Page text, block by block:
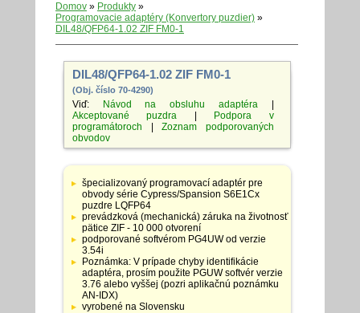
Domov » Produkty »
Programovacie adaptéry (Konvertory puzdier) »
DIL48/QFP64-1.02 ZIF FM0-1
DIL48/QFP64-1.02 ZIF FM0-1
(Obj. číslo 70-4290)
Viď: Návod na obsluhu adaptéra
Akceptované puzdra
Podpora v
programátoroch |Zoznam podporovaných
obvodov
Tabuľka
so
špecifikáciami
adaptérov
špecializovaný programovací adaptér pre
obvody série Cypress/Spansion S6E1Cx
puzdre LQFP64
prevádzková (mechanická) záruka na životnosť
pätice ZIF - 10 000 otvorení
podporované softvérom PG4UW od verzie
3.54i
Poznámka: V prípade chyby identifikácie
adaptéra, prosím použite PGUW softvér verzie
3.76 alebo vyššej (pozri aplikačnú poznámku
AN-IDX)
vyrobené na Slovensku